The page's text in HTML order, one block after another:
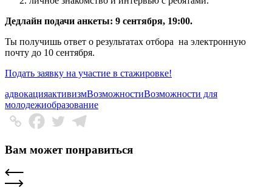
Дедлайн подачи анкеты: 9 сентября, 19:00.
Ты получишь ответ о результатах отбора на электронную
почту до 10 сентября.
Подать заявку на участие в стажировке!
адвокацияактивизмВозможностиВозможности для
молодежиобразование
Вам может понравиться